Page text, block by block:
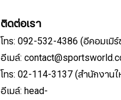
ติดต่อเรา
โทร: 092-532-4386 (อีคอมเมิ
อีเมล์:
โทร: 02-114-3137 (สำนักงาน
อีเมล์: head-